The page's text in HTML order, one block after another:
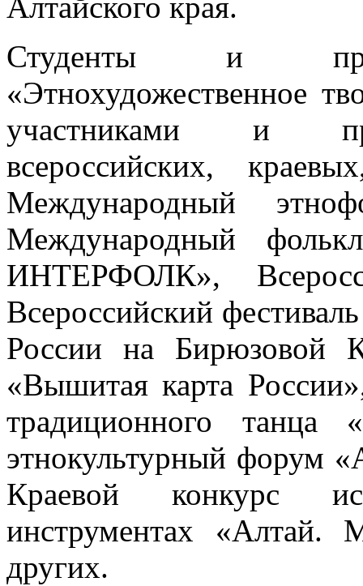
Алтайского края.
Студенты и
«Этнохудожественное
участниками и
всероссийских,
Международный
Международный
ИНТЕРФОЛК»,
Всероссийский
России на Бирюзовой
«Вышитая карта
традиционного танца
этнокультурный форум
Краевой конкурс
инструментах «Алтай.
других.